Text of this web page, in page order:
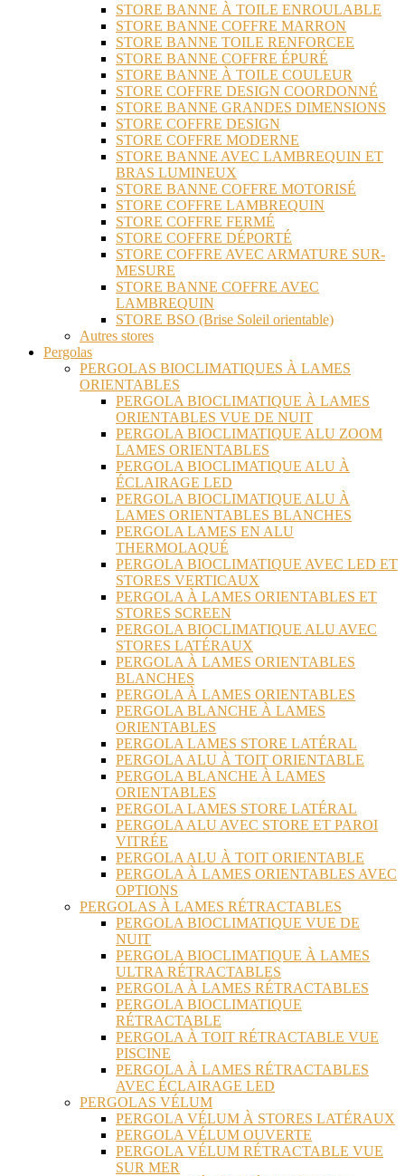
STORE BANNE À TOILE ENROULABLE
STORE BANNE COFFRE MARRON
STORE BANNE TOILE RENFORCEE
STORE BANNE COFFRE ÉPURÉ
STORE BANNE À TOILE COULEUR
STORE COFFRE DESIGN COORDONNÉ
STORE BANNE GRANDES DIMENSIONS
STORE COFFRE DESIGN
STORE COFFRE MODERNE
STORE BANNE AVEC LAMBREQUIN ET
BRAS LUMINEUX
STORE BANNE COFFRE MOTORISÉ
STORE COFFRE LAMBREQUIN
STORE COFFRE FERMÉ
STORE COFFRE DÉPORTÉ
STORE COFFRE AVEC ARMATURE SUR-
MESURE
STORE BANNE COFFRE AVEC
LAMBREQUIN
STORE BSO (Brise Soleil orientable)
Autres stores
Pergolas
PERGOLAS BIOCLIMATIQUES À LAMES
ORIENTABLES
PERGOLA BIOCLIMATIQUE À LAMES
ORIENTABLES VUE DE NUIT
PERGOLA BIOCLIMATIQUE ALU ZOOM
LAMES ORIENTABLES
PERGOLA BIOCLIMATIQUE ALU À
ÉCLAIRAGE LED
PERGOLA BIOCLIMATIQUE ALU À
LAMES ORIENTABLES BLANCHES
PERGOLA LAMES EN ALU
THERMOLAQUÉ
PERGOLA BIOCLIMATIQUE AVEC LED ET
STORES VERTICAUX
PERGOLA À LAMES ORIENTABLES ET
STORES SCREEN
PERGOLA BIOCLIMATIQUE ALU AVEC
STORES LATÉRAUX
PERGOLA À LAMES ORIENTABLES
BLANCHES
PERGOLA À LAMES ORIENTABLES
PERGOLA BLANCHE À LAMES
ORIENTABLES
PERGOLA LAMES STORE LATÉRAL
PERGOLA ALU À TOIT ORIENTABLE
PERGOLA BLANCHE À LAMES
ORIENTABLES
PERGOLA LAMES STORE LATÉRAL
PERGOLA ALU AVEC STORE ET PAROI
VITRÉE
PERGOLA ALU À TOIT ORIENTABLE
PERGOLA À LAMES ORIENTABLES AVEC
OPTIONS
PERGOLAS À LAMES RÉTRACTABLES
PERGOLA BIOCLIMATIQUE VUE DE
NUIT
PERGOLA BIOCLIMATIQUE À LAMES
ULTRA RÉTRACTABLES
PERGOLA À LAMES RÉTRACTABLES
PERGOLA BIOCLIMATIQUE
RÉTRACTABLE
PERGOLA À TOIT RÉTRACTABLE VUE
PISCINE
PERGOLA À LAMES RÉTRACTABLES
AVEC ÉCLAIRAGE LED
PERGOLAS VÉLUM
PERGOLA VÉLUM À STORES LATÉRAUX
PERGOLA VÉLUM OUVERTE
PERGOLA VÉLUM RÉTRACTABLE VUE
SUR MER